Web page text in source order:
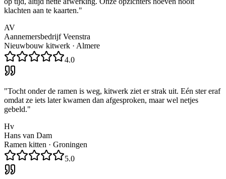
klachten aan te kaarten."
AV
Aannemersbedrijf Veenstra
Nieuwbouw kitwerk · Almere
4.0
"Tocht onder de ramen is weg, kitwerk ziet er strak uit. Eén ster eraf
omdat ze iets later kwamen dan afgesproken, maar wel netjes
gebeld."
Hv
Hans van Dam
Ramen kitten · Groningen
5.0